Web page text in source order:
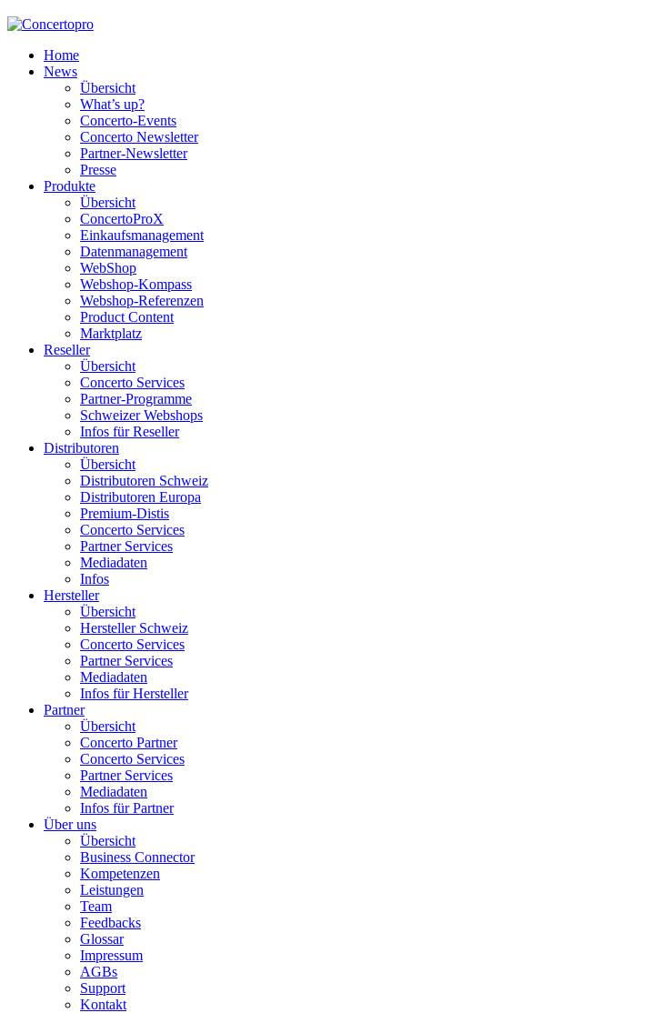
Home
News
Übersicht
What’s up?
Concerto-Events
Concerto Newsletter
Partner-Newsletter
Presse
Produkte
Übersicht
ConcertoProX
Einkaufsmanagement
Datenmanagement
WebShop
Webshop-Kompass
Webshop-Referenzen
Product Content
Marktplatz
Reseller
Übersicht
Concerto Services
Partner-Programme
Schweizer Webshops
Infos für Reseller
Distributoren
Übersicht
Distributoren Schweiz
Distributoren Europa
Premium-Distis
Concerto Services
Partner Services
Mediadaten
Infos
Hersteller
Übersicht
Hersteller Schweiz
Concerto Services
Partner Services
Mediadaten
Infos für Hersteller
Partner
Übersicht
Concerto Partner
Concerto Services
Partner Services
Mediadaten
Infos für Partner
Über uns
Übersicht
Business Connector
Kompetenzen
Leistungen
Team
Feedbacks
Glossar
Impressum
AGBs
Support
Kontakt